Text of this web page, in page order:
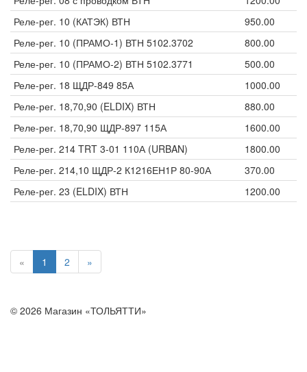
Реле-рег. 10 (КАТЭК) ВТН
950.00
Реле-рег. 10 (ПРАМО-1) ВТН 5102.3702
800.00
Реле-рег. 10 (ПРАМО-2) ВТН 5102.3771
500.00
Реле-рег. 18 ЩДР-849 85А
1000.00
Реле-рег. 18,70,90 (ELDIX) ВТН
880.00
Реле-рег. 18,70,90 ЩДР-897 115А
1600.00
Реле-рег. 214 TRT 3-01 110А (URBAN)
1800.00
Реле-рег. 214,10 ЩДР-2 К1216ЕН1Р 80-90А
370.00
Реле-рег. 23 (ELDIX) ВТН
1200.00
« 1 2 »
© 2026 Магазин «ТОЛЬЯТТИ»